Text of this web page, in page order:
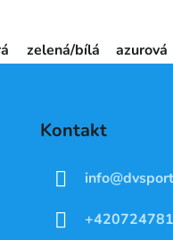
zelená/bílá žlutá
azurová
Kontakt
info@